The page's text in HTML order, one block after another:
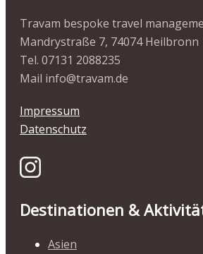
Travam bespoke travel
Mandrystraße 7, 74074 Heilbronn
Tel. 07131 2088235
Mail info@travam.de
Impressum
Datenschutz
Destinationen &
Asien